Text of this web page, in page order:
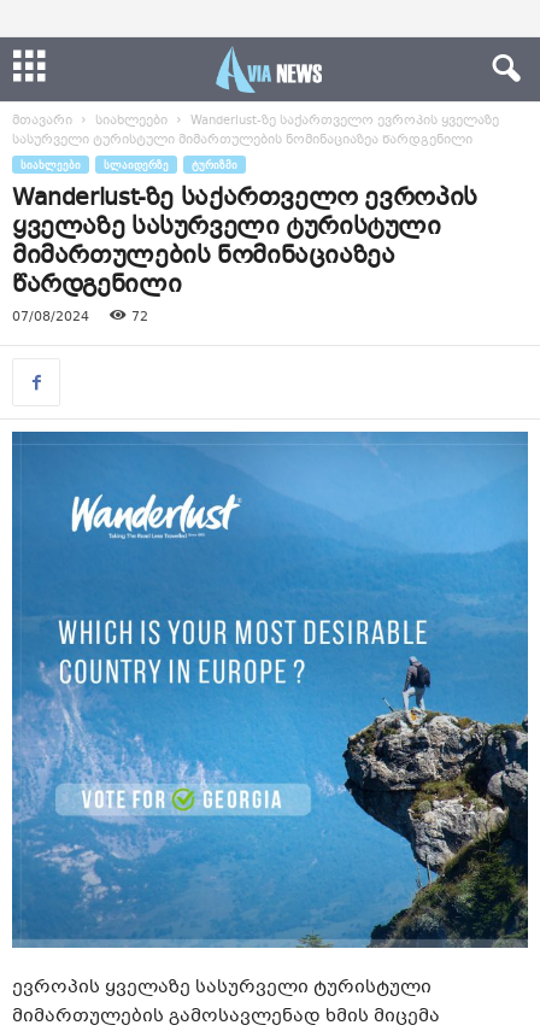
მთავარი სიახლეები
Wanderlust-ზე საქართველო ევროპის ყველაზე
სასურველი ტურისტული მიმართულების ნომინაციაზეა წარდგენილი
ᲡᲘᲐᲮᲚᲔᲔᲑᲘ ᲡᲚᲐᲘᲓᲔᲠᲖᲔ ᲢᲣᲠᲘᲖᲛᲘ
Wanderlust-ზე საქართველო ევროპის
ყველაზე სასურველი ტურისტული
მიმართულების ნომინაციაზეა
წარდგენილი
07/08/2024 72
ევროპის ყველაზე სასურველი ტურისტული
მიმართულების გამოსავლენად ხმის მიცემა